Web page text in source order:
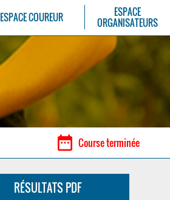
ESPACE COUREUR
ESPACE
ORGANISATEURS
date_range Course terminée
RÉSULTATS PDF